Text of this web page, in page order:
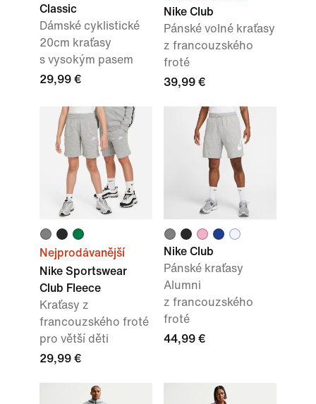
Classic
Dámské cyklistické
20cm kraťasy
s vysokým pasem
29,99 €
Nike Club
Pánské volné kraťasy
z francouzského
froté
39,99 €
Nejprodávanější
Nike Sportswear
Club Fleece
Kraťasy z
francouzského froté
pro větší děti
29,99 €
Nike Club
Pánské kraťasy
Alumni
z francouzského
froté
44,99 €